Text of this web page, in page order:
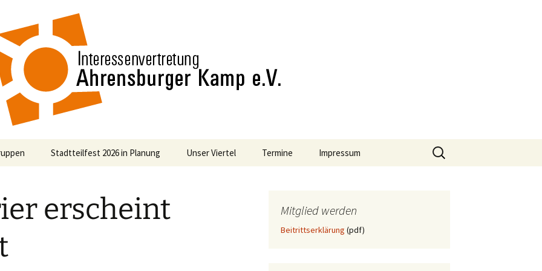
Ahrensburger
Stadtteilfest 2026 in Planung Unser Viertel Termine Impressum
Suchen
nach:
erscheint
Mitglied werden
Beitrittserklärung (pdf)